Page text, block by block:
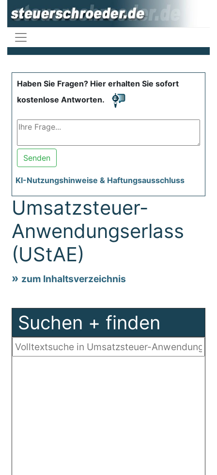
Haben Sie Fragen? Hier erhalten Sie sofort
kostenlose Antworten.
Senden
KI-Nutzungshinweise & Haftungsausschluss
Umsatzsteuer-
Anwendungserlass
(UStAE)
zum Inhaltsverzeichnis
Suchen + finden